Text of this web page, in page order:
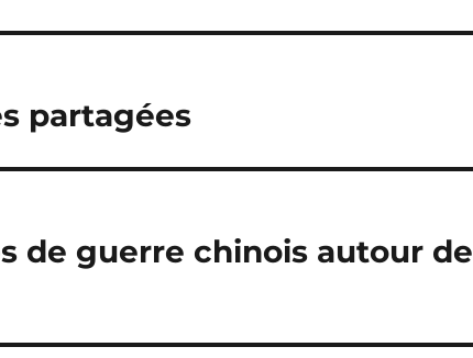
partagées
de guerre chinois autour de